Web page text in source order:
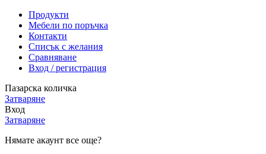
Продукти
Мебели по поръчка
Контакти
Списък с желания
Сравняване
Вход / регистрация
Пазарска количка
Затваряне
Вход
Затваряне
Нямате акаунт все още?